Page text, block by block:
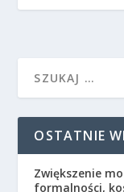
OSTATNIE
Zwiększenie
formalności,